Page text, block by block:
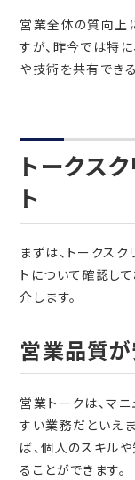
営業全体の質向上
すが、昨今では特
や技術を共有でき
トークス
ト
まずは、トークス
トについて確認し
介します。
営業品質
営業トークは、マ
すい業務だといえ
ば、個人のスキル
ることができます。